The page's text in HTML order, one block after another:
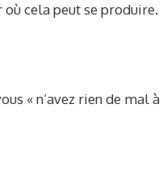
où cela peut se produire.
« n’avez rien de mal à